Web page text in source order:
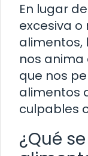
En lugar
excesiva
alimentos,
nos anima
que nos
alimentos
culpables
¿Qué